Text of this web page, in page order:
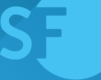
SENSE OF WONDER